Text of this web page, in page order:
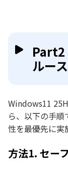
Part2
ルー
Windows11
ら、以下の手
性を最優先に実
方法1. セー